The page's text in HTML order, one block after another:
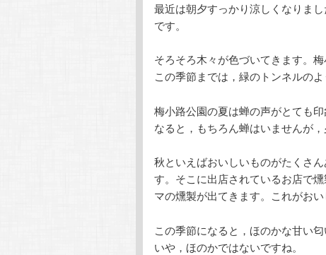
へ
移
移
動
最近は朝夕すっかり涼しくなりま
です。
そろそろ木々が色づいてきます。
この季節までは，緑のトンネルの
梅小路公園の夏は蝉の声がとても
なると，もちろん蝉はいませんが
秋といえばおいしいものがたくさ
す。そこに出店されているお店で
マの燻製が出てきます。これがおい
この季節になると，ほのかな甘い匂
いや，ほのかではないですね。